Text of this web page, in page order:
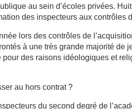
au sein d’écoles privées.
des inspecteurs aux contrôles
lors des contrôles de
à une très grande majorité de
des raisons idéologiques et
au hors contrat ?
du second degré de